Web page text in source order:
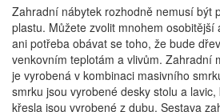
Zahradní nábytek rozhodně nemusí být
plastu. Můžete zvolit mnohem
ani potřeba obávat se toho, že bude
venkovním teplotám a vlivům. Zahradní
je vyrobená v kombinaci masivního
smrku jsou vyrobené desky stolu a
křesla jsou vyrobené z dubu. Sestava